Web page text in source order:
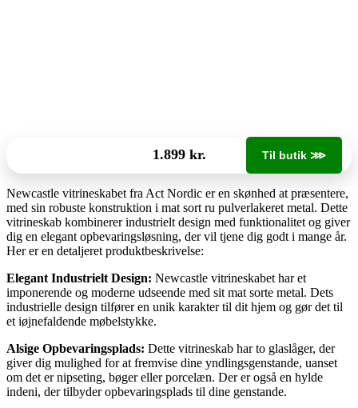
1.899 kr. Til butik ⋙
Newcastle vitrineskabet fra Act Nordic er en skønhed at præsentere,
med sin robuste konstruktion i mat sort ru pulverlakeret metal. Dette
vitrineskab kombinerer industrielt design med funktionalitet og giver
dig en elegant opbevaringsløsning, der vil tjene dig godt i mange år.
Her er en detaljeret produktbeskrivelse:
Elegant Industrielt Design: Newcastle vitrineskabet har et
imponerende og moderne udseende med sit mat sorte metal. Dets
industrielle design tilfører en unik karakter til dit hjem og gør det til
et iøjnefaldende møbelstykke.
Alsige Opbevaringsplads: Dette vitrineskab har to glaslåger, der
giver dig mulighed for at fremvise dine yndlingsgenstande, uanset
om det er nipseting, bøger eller porcelæn. Der er også en hylde
indeni, der tilbyder opbevaringsplads til dine genstande.